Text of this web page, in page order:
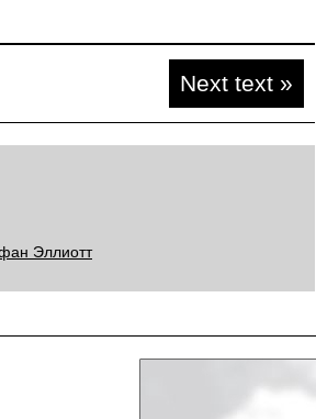
Next text »
Эллиотт